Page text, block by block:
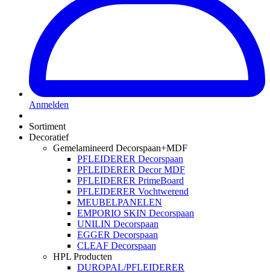
Anmelden
Sortiment
Decoratief
Gemelamineerd Decorspaan+MDF
PFLEIDERER Decorspaan
PFLEIDERER Decor MDF
PFLEIDERER PrimeBoard
PFLEIDERER Vochtwerend
MEUBELPANELEN
EMPORIO SKIN Decorspaan
UNILIN Decorspaan
EGGER Decorspaan
CLEAF Decorspaan
HPL Producten
DUROPAL/PFLEIDERER